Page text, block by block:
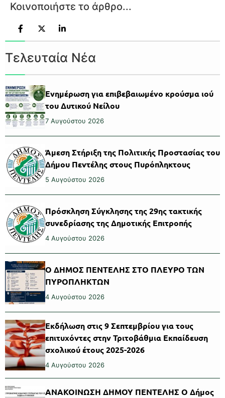
Κοινοποιήστε το άρθρο...
Τελευταία Νέα
Ενημέρωση για επιβεβαιωμένο κρούσμα ιού
του Δυτικού Νείλου
7 Αυγούστου 2026
Άμεση Στήριξη της Πολιτικής Προστασίας του
Δήμου Πεντέλης στους Πυρόπληκτους
5 Αυγούστου 2026
Πρόσκληση Σύγκλησης της 29ης τακτικής
συνεδρίασης της Δημοτικής Επιτροπής
4 Αυγούστου 2026
Ο ΔΗΜΟΣ ΠΕΝΤΕΛΗΣ ΣΤΟ ΠΛΕΥΡΟ ΤΩΝ
ΠΥΡΟΠΛΗΚΤΩΝ
4 Αυγούστου 2026
Εκδήλωση στις 9 Σεπτεμβρίου για τους
επιτυχόντες στην Τριτοβάθμια Εκπαίδευση
σχολικού έτους 2025-2026
4 Αυγούστου 2026
ΑΝΑΚΟΙΝΩΣΗ ΔΗΜΟΥ ΠΕΝΤΕΛΗΣ Ο Δήμος